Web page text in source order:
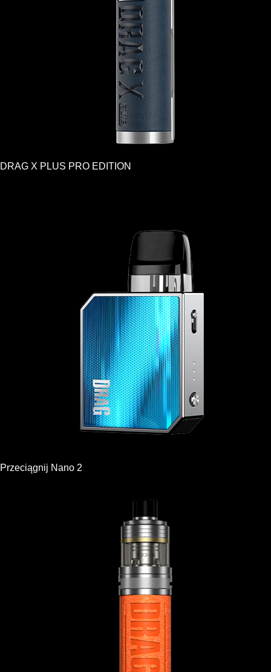
DRAG X PLUS PRO EDITION
Przeciągnij Nano 2